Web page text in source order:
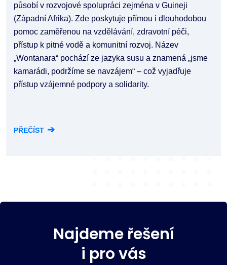
působí v rozvojové spolupráci zejména v Guineji
(Západní Afrika). Zde poskytuje přímou i dlouhodobou
pomoc zaměřenou na vzdělávání, zdravotní péči,
přístup k pitné vodě a komunitní rozvoj. Název
„Wontanara“ pochází ze jazyka susu a znamená „jsme
kamarádi, podržíme se navzájem“ – což vyjadřuje
přístup vzájemné podpory a solidarity.
PŘEČÍST ➔
Najdeme řešení
i pro vás